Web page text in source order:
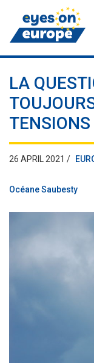
Eyes on Europe
LA
26 APRIL 2021 /
Océane Saubesty